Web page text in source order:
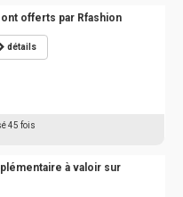
offerts par Rfashion
détails
45 fois
à valoir sur